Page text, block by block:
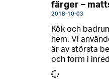
färger –
2018-10-03
Kök och
hem. Vi
är av största
och form i